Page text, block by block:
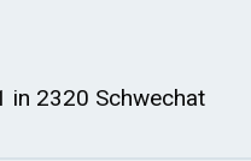
in 2320 Schwechat